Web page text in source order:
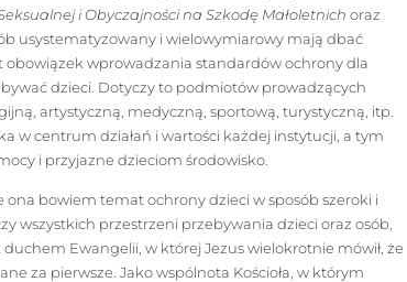
i Obyczajności na Szkodę Małoletnich oraz
usystematyzowany i wielowymiarowy mają dbać
obowiązek wprowadzania standardów ochrony dla
dzieci. Dotyczy to podmiotów prowadzących
artystyczną, medyczną, sportową, turystyczną, itp.
w centrum działań i wartości każdej instytucji, a tym
i przyjazne dzieciom środowisko.
ona bowiem temat ochrony dzieci w sposób szeroki i
wszystkich przestrzeni przebywania dzieci oraz osób,
Ewangelii, w której Jezus wielokrotnie mówił, że
za pierwsze. Jako wspólnota Kościoła, w którym